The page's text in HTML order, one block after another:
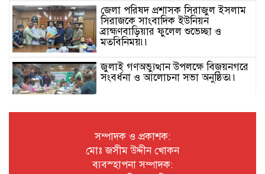
জেলা পরিষদ প্রশাসক সিরাজুল ইসলাম
সিরাজকে সাংবাদিক ইউনিয়ন
ব্রাহ্মণবাড়িয়ার ফুলেল শুভেচ্ছা ও
মতবিনিময়৷৷
জুলাই গণঅভ্যুত্থান উপলক্ষে বিজয়নগরে
সংবর্ধনা ও আলোচনা সভা অনুষ্ঠিত৷৷
উদ্যোগে গণমিছিল৷৷
সম্পাদক ও প্রকাশক:
মোঃ জসীম উদ্দীন খোকন
ব্যবস্হাপনা সম্পাদক: